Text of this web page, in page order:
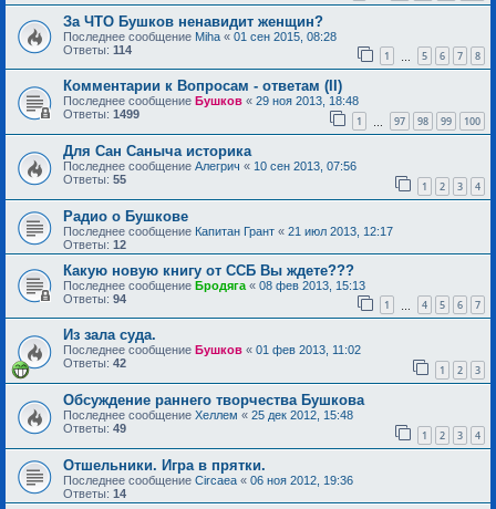
За ЧТО Бушков ненавидит женщин?
Последнее сообщение Miha « 01 сен 2015, 08:28
Ответы: 114 1 5 6 7 8
Комментарии к Вопросам - ответам (II)
Последнее сообщение Бушков « 29 ноя 2013, 18:48
Ответы: 1499 1 97 98 99 100
Для Сан Саныча историка
Последнее сообщение Алегрич « 10 сен 2013, 07:56
Ответы: 55 1 2 3 4
Радио о Бушкове
Последнее сообщение Капитан Грант « 21 июл 2013, 12:17
Ответы: 12
Какую новую книгу от ССБ Вы ждете???
Последнее сообщение Бродяга « 08 фев 2013, 15:13
Ответы: 94 1 4 5 6 7
Из зала суда.
Последнее сообщение Бушков « 01 фев 2013, 11:02
Ответы: 42 1 2 3
Обсуждение раннего творчества Бушкова
Последнее сообщение Хеллем « 25 дек 2012, 15:48
Ответы: 49 1 2 3 4
Отшельники. Игра в прятки.
Последнее сообщение Circaea « 06 ноя 2012, 19:36
Ответы: 14